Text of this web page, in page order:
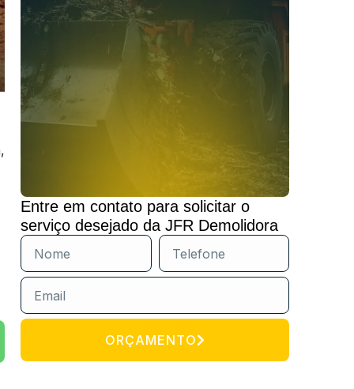
Entre em contato para solicitar o
serviço desejado da JFR Demolidora
ORÇAMENTO